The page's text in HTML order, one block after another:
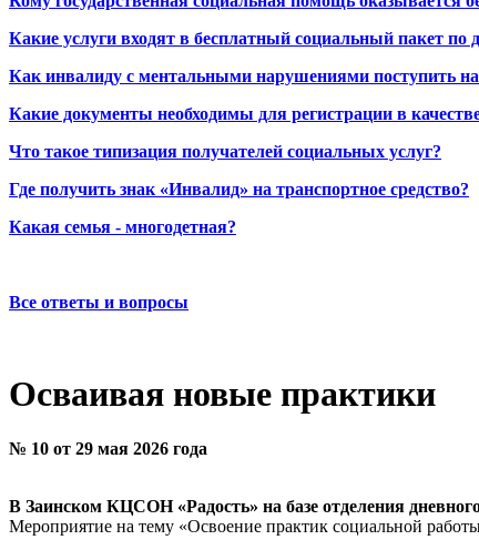
Какие услуги входят в бесплатный социальный пакет по
Как инвалиду с ментальными нарушениями поступить
Какие документы необходимы для регистрации в качестве
Что такое типизация получателей социальных услуг?
Где получить знак «Инвалид» на транспортное средство?
Какая семья - многодетная?
Все ответы и вопросы
Осваивая новые практики
№ 10 от 29 мая 2026 года
В Заинском КЦСОН «Радость» на базе отделения
Мероприятие на тему «Освоение практик социальной